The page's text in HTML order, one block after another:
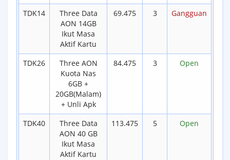
TDK14
Three Data
AON 14GB
Ikut Masa
Aktif Kartu
69.475 3 Gangguan
TDK26
Three AON
Kuota Nas
6GB +
20GB(Malam)
+ Unli Apk
84.475 3 Open
TDK40
Three Data
AON 40 GB
Ikut Masa
Aktif Kartu
113.475 5 Open